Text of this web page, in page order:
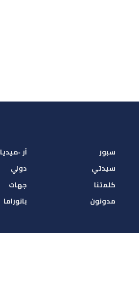
سبور
سيدتي
كلمتنا
مدونون
آر -ميديا
دولي
جهات
بانوراما